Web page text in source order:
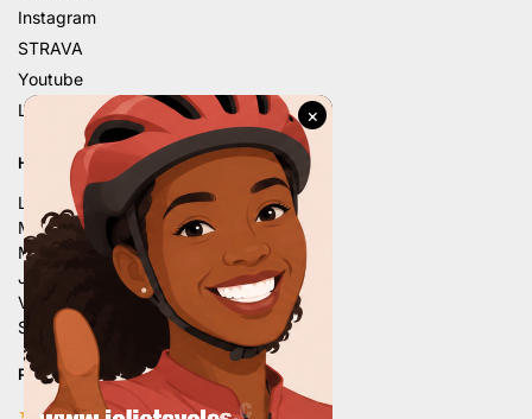
Instagram
STRAVA
Youtube
Linkedin
HORAIRE D’ÉTÉ
Lu. – 9h – 12h | 14h – 18h
Ma. – 9h – 12h | 14h – 18h
Me. – 9h – 12h | 14h – 18h
Je. – 9h – 12h | 14h – 18h
Ve. – 9h – 12h | 14h – 18h
Sa. – 9h – 12h | 13h30 – 16h
PLUS DE 80 AVIS 5 ÉTOILES
★★★★★